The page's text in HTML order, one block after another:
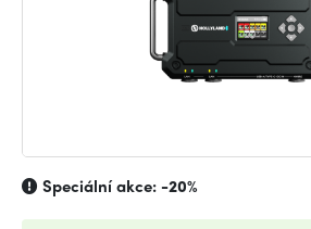
Speciální akce:-20%